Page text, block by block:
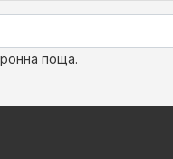
поща.